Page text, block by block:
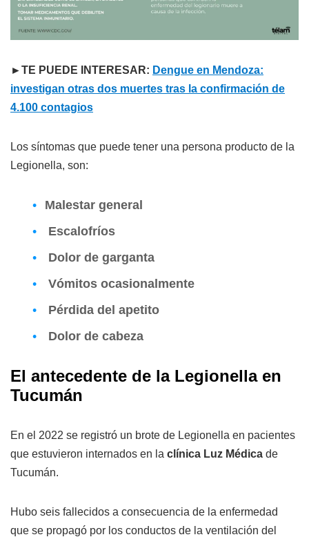
►TE PUEDE INTERESAR: Dengue en Mendoza:
investigan otras dos muertes tras la confirmación de
4.100 contagios
Los síntomas que puede tener una persona producto de la
Legionella, son:
Malestar general
Escalofríos
Dolor de garganta
Vómitos ocasionalmente
Pérdida del apetito
Dolor de cabeza
El antecedente de la Legionella en
Tucumán
En el 2022 se registró un brote de Legionella en pacientes
que estuvieron internados en la clínica Luz Médica de
Tucumán.
Hubo seis fallecidos a consecuencia de la enfermedad
que se propagó por los conductos de la ventilación del